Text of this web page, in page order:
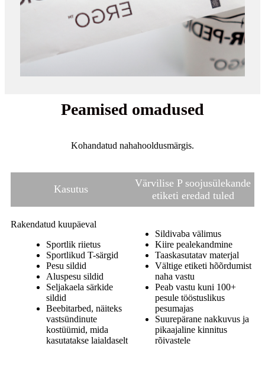
Peamised omadused
Kohandatud nahahooldusmärgis.
Kasutus
Värvilise P soojusülekande
etiketi eredad tuled
Rakendatud kuupäeval
Sportlik riietus
Sportlikud T-särgid
Pesu sildid
Aluspesu sildid
Seljakaela särkide
sildid
Beebitarbed, näiteks
vastsündinute
kostüümid, mida
kasutatakse laialdaselt
Sildivaba välimus
Kiire pealekandmine
Taaskasutatav materjal
Vältige etiketi hõõrdumist
naha vastu
Peab vastu kuni 100+
pesule tööstuslikus
pesumajas
Suurepärane nakkuvus ja
pikaajaline kinnitus
rõivastele